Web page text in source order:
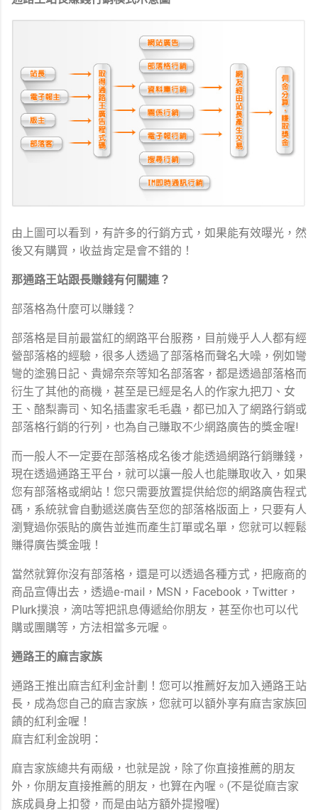
由上圖可以看到，有許多的行銷方式，如果能有效曝光，然
後又有購買，收益肯定是會不錯的！
那通路王站跟長賺錢有何關連？
部落格為什麼可以賺錢？
部落格是目前最當紅的網路平台服務，目前幾乎人人都有經
營部落格的經驗，很多人透過了部落格而聲名大噪，例如彎
彎的塗鴉日記、貴婦奈奈等知名部落客，都是透過部落格而
衍生了其他的商機，甚至是已經是名人的作家九把刀、女
王、酪梨壽司、知名插畫家毛毛蟲，都已加入了網路行銷或
部落格行銷的行列，也為自己賺取不少網路廣告的獎金喔!
而一般人不一定要在部落格成名後才能透過網路行銷賺錢，
現在透過通路王平台，就可以讓一般人也能賺取收入，如果
您有部落格或網站！您只需要放置提供給您的網路廣告程式
碼，系統就會自動遞送廣告至您的部落格版面上，只要有人
瀏覽過你張貼的廣告並進而產生訂單或名單，您就可以輕鬆
賺得廣告獎金哦！
當然就算你沒有部落格，還是可以透過各種方式，把廠商的
商品宣傳出去，透過e-mail，MSN，Facebook，Twitter，
Plurk撲浪，滴咕等把訊息傳遞給你朋友，甚至你也可以代
購或團購等，方法相當多元喔。
通路王的麻吉家族
通路王推出麻吉紅利金計劃！您可以推薦好友加入通路王站
長，成為您自己的麻吉家族，您就可以額外享有麻吉家族回
饋的紅利金喔！
麻吉紅利金說明：
麻吉家族總共有兩級，也就是說，除了你直接推薦的朋友
外，你朋友直接推薦的朋友，也算在內喔。(不是從麻吉家
族成員身上扣發，而是由站方額外提撥喔)